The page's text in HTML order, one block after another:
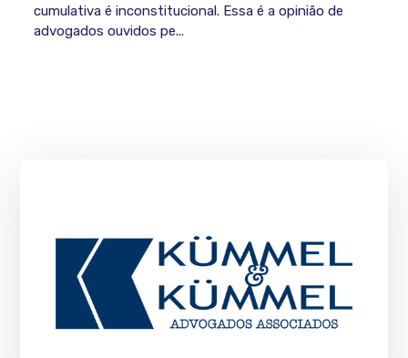
cumulativa é inconstitucional. Essa é a opinião de
advogados ouvidos pe...